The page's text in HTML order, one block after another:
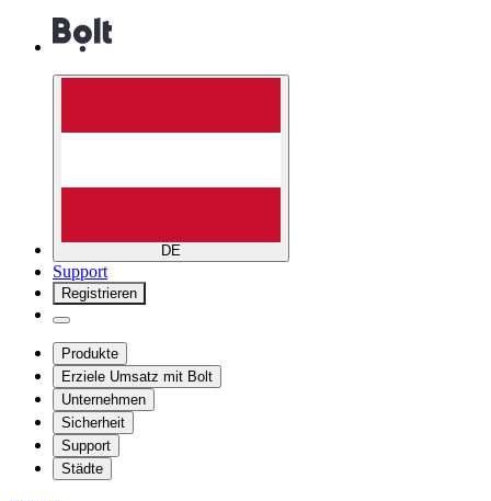
DE
Support
Registrieren
Produkte
Erziele Umsatz mit Bolt
Unternehmen
Sicherheit
Support
Städte